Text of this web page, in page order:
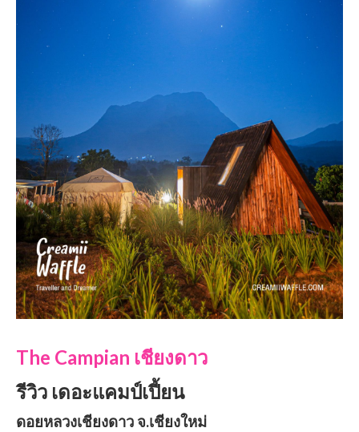
The Campian เชียงดาว
รีวิว เดอะแคมป์เปี้ยน
ดอยหลวงเชียงดาว จ.เชียงใหม่